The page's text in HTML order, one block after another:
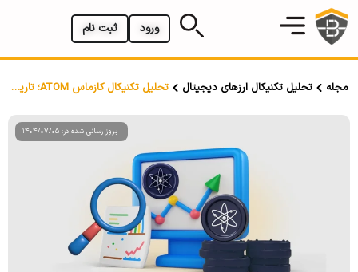
ثبت نام ورود
مجله تحلیل تکنیکال ارزهای دیجیتال تحلیل تکنیکال کازماس ATOM؛ تاریخ ۶ مرداد ۱۴۰۳
بروز رسانی شده در: 1404/07/05